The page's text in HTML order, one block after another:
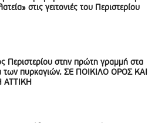
στις γειτονιές του Περιστερίου
Περιστερίου στην πρώτη γραμμή στα
των πυρκαγιών. ΣΕ ΠΟΙΚΙΛΟ ΟΡΟΣ ΚΑΙ
ΑΤΤΙΚΗ